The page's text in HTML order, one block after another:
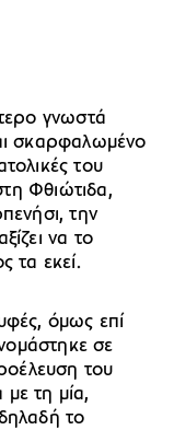
γνωστά
σκαρφαλωμένο
του
Φθιώτιδα,
την
να το
τα εκεί.
όμως επί
σε
του
τη μία,
το